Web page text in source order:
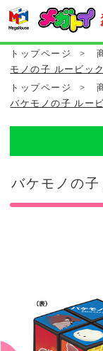
トップページ >
モノの子 ルービッ
トップページ
>
バケモノの子 ルー
バケモノの